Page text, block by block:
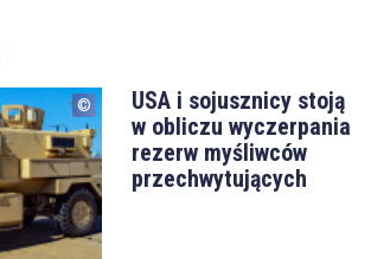
USA i sojusznicy stoją
w obliczu wyczerpania
rezerw myśliwców
przechwytujących